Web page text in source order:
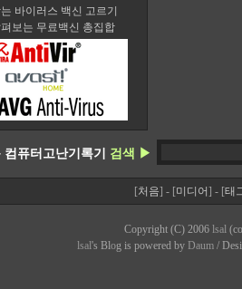
바이러스 백신 고르기
보는 무료백신 총집합
컴퓨터고난기록기 검색 ▶
[처음] - [미디어] - [태
Copyright (C) 2006 lsal
lsal's Blog is powered by Daum/